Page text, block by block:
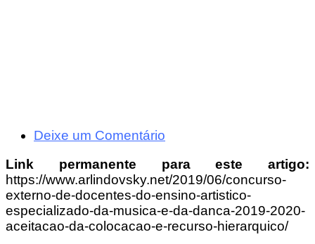
Deixe um Comentário
Link permanente para este artigo:
https://www.arlindovsky.net/2019/06/concurso-
externo-de-docentes-do-ensino-artistico-
especializado-da-musica-e-da-danca-2019-2020-
aceitacao-da-colocacao-e-recurso-hierarquico/